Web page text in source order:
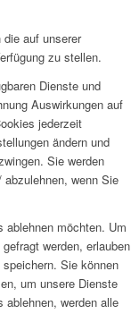
auf unserer
zu stellen.
Dienste und
Auswirkungen auf
jederzeit
ändern und
Sie werden
wenn Sie
ablehnen möchten. Um
werden, erlauben
Sie können
um unsere Dienste
werden alle